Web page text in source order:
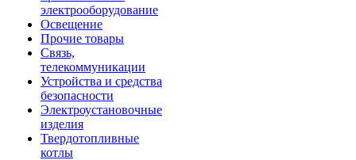
электрооборудование
Освещение
Прочие товары
Связь,
телекоммуникации
Устройства и средства
безопасности
Электроустановочные
изделия
Твердотопливные
котлы